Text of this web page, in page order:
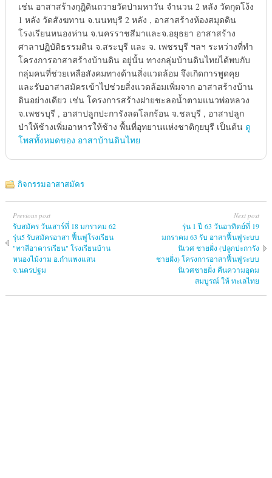
เช่น อาสาสร้างกุฎิดินถวายวัดป่ามหาวัน จำนวน 2 หลัง วัดกุดโง้ง
1 หลัง วัดสังฆทาน จ.นนทบุรี 2 หลัง , อาสาสร้างห้องสมุดดิน
โรงเรียนหนองห่าน จ.นครราชสีมาและจ.อยุธยา อาสาสร้าง
ศาลาปฏิบัติธรรมดิน จ.สระบุรี และ จ. เพชรบุรี ฯลฯ ระหว่างที่ทำ
โครงการอาสาสร้างบ้านดิน อยู่นั้น ทางกลุ่มบ้านดินไทยได้พบกับ
กลุ่มคนที่ช่วยเหลือสังคมทางด้านสิ่งแวดล้อม จึงเกิดการพูดคุย
และรับอาสาสมัครเข้าไปช่วยสิ่งแวดล้อมเพิ่มจาก อาสาสร้างบ้าน
ดินอย่างเดียว เช่น โครงการสร้างฝายชะลอน้ำตามแนวพ่อหลวง
จ.เพชรบุรี , อาสาปลูกปะการังลดโลกร้อน จ.ชลบุรี , อาสาปลูก
ป่าให้ช้างเพิ่มอาหารให้ช้าง พื้นที่อุทยานแห่งชาติกุยบุรี เป็นต้น ดู
โพสทั้งหมดของ อาสาบ้านดินไทย
กิจกรรมอาสาสมัคร
Previous post
รับสมัคร วันเสาร์ที่ 18 มกราคม 62
รุ่น5 รับสมัครอาสา ฟื้นฟูโรงเรียน
"ทาสีอาคารเรียน" โรงเรียนบ้าน
หนองไม้งาม อ.กำแพงแสน
จ.นครปฐม
Next post
รุ่น 1 ปี 63 วันอาทิตย์ที่ 19
มกราคม 63 รับ อาสาฟื้นฟูระบบ
นิเวศ ชายฝั่ง (ปลูกปะการัง
ชายฝั่ง) โครงการอาสาฟื้นฟูระบบ
นิเวศชายฝั่ง คืนความอุดม
สมบูรณ์ ให้ ทะเลไทย